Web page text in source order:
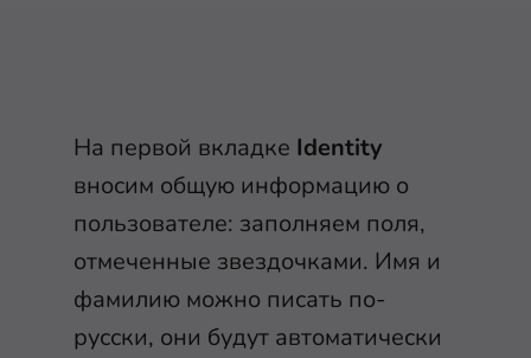
На первой вкладке Identity
вносим общую информацию о
пользователе: заполняем поля,
отмеченные звездочками. Имя и
фамилию можно писать по-
русски, они будут автоматически